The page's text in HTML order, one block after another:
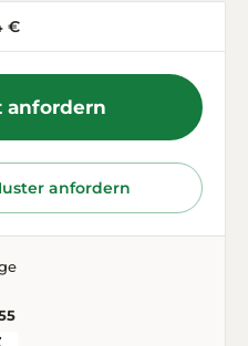
€
anfordern
anfordern